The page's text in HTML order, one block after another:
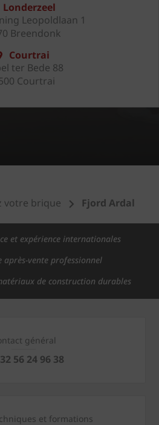
Londerzeel
Leopoldlaan 1
Breendonk
Courtrai
ter Bede 88
Courtrai
votre brique Fjord Ardal
et expérience internationales
après-vente professionnel
de construction durables
général
56 24 96 38
et formations